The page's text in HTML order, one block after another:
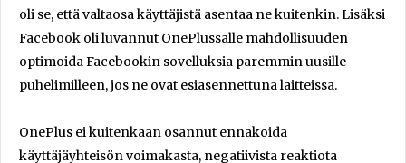
oli se, että valtaosa käyttäjistä asentaa ne kuitenkin. Lisäksi
Facebook oli luvannut OnePlussalle mahdollisuuden
optimoida Facebookin sovelluksia paremmin uusille
puhelimilleen, jos ne ovat esiasennettuna laitteissa.
OnePlus ei kuitenkaan osannut ennakoida
käyttäjäyhteisön voimakasta, negatiivista reaktiota